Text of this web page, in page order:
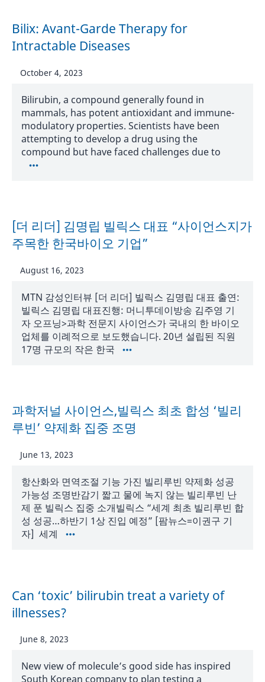
Bilix: Avant-Garde Therapy for
Intractable Diseases
October 4, 2023
Bilirubin, a compound generally found in
mammals, has potent antioxidant and immune-
modulatory properties. Scientists have been
attempting to develop a drug using the
compound but have faced challenges due to
[더 리더] 김명립 빌릭스 대표 “사이언스지가
주목한 한국바이오 기업”
August 16, 2023
MTN 감성인터뷰 [더 리더] 빌릭스 김명립 대표 출연:
빌릭스 김명립 대표진행: 머니투데이방송 김주영 기
자 오프닝>과학 전문지 사이언스가 국내의 한 바이오
업체를 이례적으로 보도했습니다. 20년 설립된 직원
17명 규모의 작은 한국
과학저널 사이언스,빌릭스 최초 합성 ‘빌리
루빈’ 약제화 집중 조명
June 13, 2023
항산화와 면역조절 기능 가진 빌리루빈 약제화 성공
가능성 조명반감기 짧고 물에 녹지 않는 빌리루빈 난
제 푼 빌릭스 집중 소개빌릭스 “세계 최초 빌리루빈 합
성 성공…하반기 1상 진입 예정” [팜뉴스=이권구 기
자] 세계
Can ‘toxic’ bilirubin treat a variety of
illnesses?
June 8, 2023
New view of molecule’s good side has inspired
South Korean company to plan testing a